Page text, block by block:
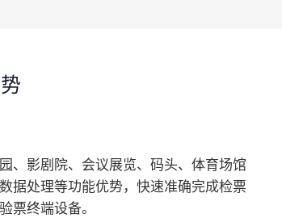
、影剧院、会议展览、码头、体育场馆
据处理等功能优势，快速准确完成检票
票终端设备。